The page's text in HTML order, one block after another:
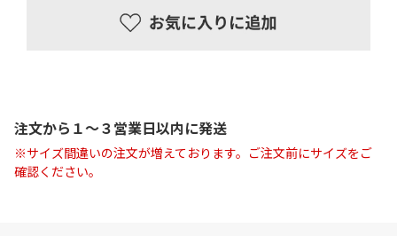
注文から１〜３営業日以内に発送
※サイズ間違いの注文が増えております。ご注文前にサイズをご
確認ください。